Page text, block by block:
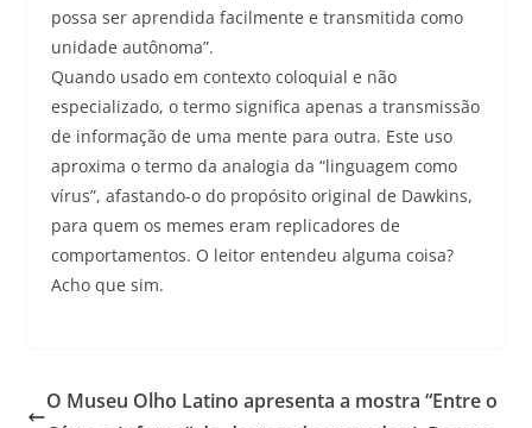
possa ser aprendida facilmente e transmitida como
unidade autônoma”.
Quando usado em contexto coloquial e não
especializado, o termo significa apenas a transmissão
de informação de uma mente para outra. Este uso
aproxima o termo da analogia da “linguagem como
vírus”, afastando-o do propósito original de Dawkins,
para quem os memes eram replicadores de
comportamentos. O leitor entendeu alguma coisa?
Acho que sim.
O Museu Olho Latino apresenta a mostra “Entre o